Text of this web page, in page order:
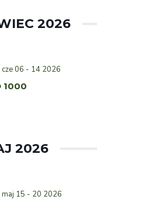
2026
cze 06 - 14 2026
1000
2026
maj 15 - 20 2026